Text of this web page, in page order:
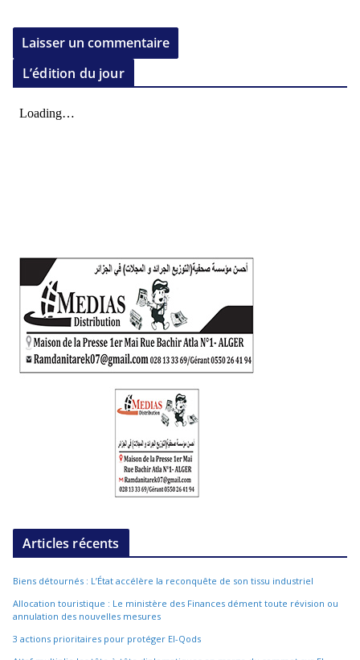
L’édition du jour
Articles récents
Biens détournés : L’État accélère la reconquête de son tissu industriel
Allocation touristique : Le ministère des Finances dément toute révision ou
annulation des nouvelles mesures
3 actions prioritaires pour protéger El-Qods